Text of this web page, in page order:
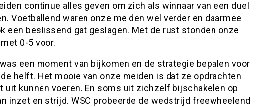
continue alles geven om zich als winnaar van een duel
Voetballend waren onze meiden wel verder en daarmee
een beslissend gat geslagen. Met de rust stonden onze
0-5 voor.
een moment van bijkomen en de strategie bepalen voor
helft. Het mooie van onze meiden is dat ze opdrachten
uit kunnen voeren. En soms uit zichzelf bijschakelen op
inzet en strijd. WSC probeerde de wedstrijd freewheelend